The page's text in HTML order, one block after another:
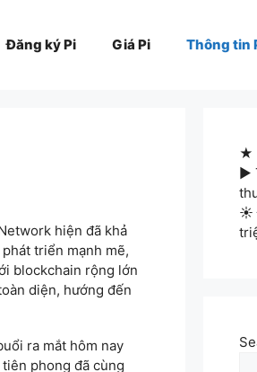
Đăng ký Pi Giá Pi Thông tin
hiện đã khả
triển mạnh mẽ,
blockchain rộng lớn
diện, hướng đến
ra mắt hôm nay
phong đã cùng
★
▶
☀